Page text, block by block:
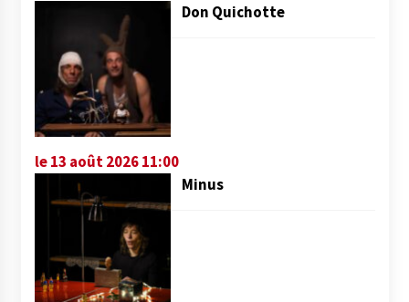
Don Quichotte
le 13 août 2026 11:00
Minus